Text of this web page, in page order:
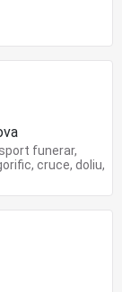
funerar,
cruce, doliu,